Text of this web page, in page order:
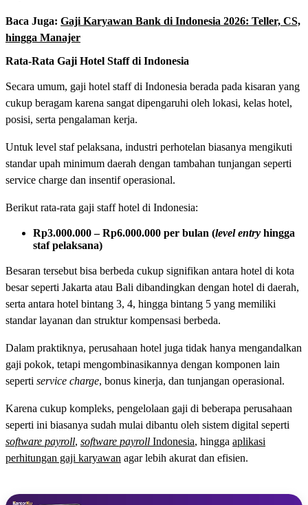
Baca Juga: Gaji Karyawan Bank di Indonesia 2026: Teller, CS,
hingga Manajer
Rata-Rata Gaji Hotel Staff di Indonesia
Secara umum, gaji hotel staff di Indonesia berada pada kisaran yang
cukup beragam karena sangat dipengaruhi oleh lokasi, kelas hotel,
posisi, serta pengalaman kerja.
Untuk level staf pelaksana, industri perhotelan biasanya mengikuti
standar upah minimum daerah dengan tambahan tunjangan seperti
service charge dan insentif operasional.
Berikut rata-rata gaji staff hotel di Indonesia:
Rp3.000.000 – Rp6.000.000 per bulan (level entry hingga
staf pelaksana)
Besaran tersebut bisa berbeda cukup signifikan antara hotel di kota
besar seperti Jakarta atau Bali dibandingkan dengan hotel di daerah,
serta antara hotel bintang 3, 4, hingga bintang 5 yang memiliki
standar layanan dan struktur kompensasi berbeda.
Dalam praktiknya, perusahaan hotel juga tidak hanya mengandalkan
gaji pokok, tetapi mengombinasikannya dengan komponen lain
seperti service charge, bonus kinerja, dan tunjangan operasional.
Karena cukup kompleks, pengelolaan gaji di beberapa perusahaan
seperti ini biasanya sudah mulai dibantu oleh sistem digital seperti
software payroll, software payroll Indonesia, hingga aplikasi
perhitungan gaji karyawan agar lebih akurat dan efisien.